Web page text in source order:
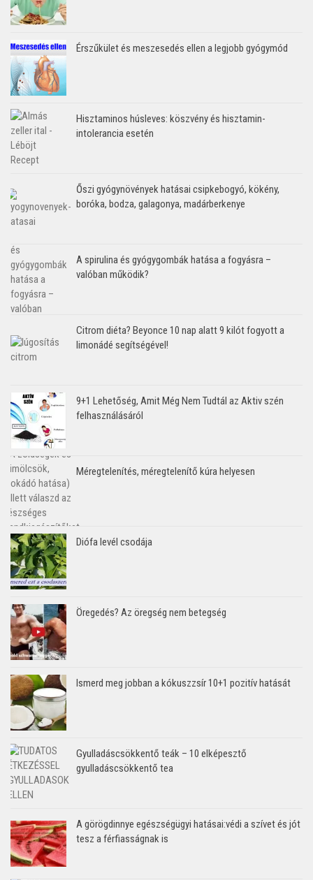
Érszűkület és meszesedés ellen a legjobb gyógymód
Hisztaminos húsleves: köszvény és hisztamin-
intolerancia esetén
Őszi gyógynövények hatásai csipkebogyó, kökény,
boróka, bodza, galagonya, madárberkenye
A spirulina és gyógygombák hatása a fogyásra –
valóban működik?
Citrom diéta? Beyonce 10 nap alatt 9 kilót fogyott a
limonádé segítségével!
9+1 Lehetőség, Amit Még Nem Tudtál az Aktiv szén
felhasználásáról
Méregtelenítés, méregtelenítő kúra helyesen
Diófa levél csodája
Öregedés? Az öregség nem betegség
Ismerd meg jobban a kókuszzsír 10+1 pozitív hatását
Gyulladáscsökkentő teák – 10 elképesztő
gyulladáscsökkentő tea
A görögdinnye egészségügyi hatásai:védi a szívet és jót
tesz a férfiasságnak is